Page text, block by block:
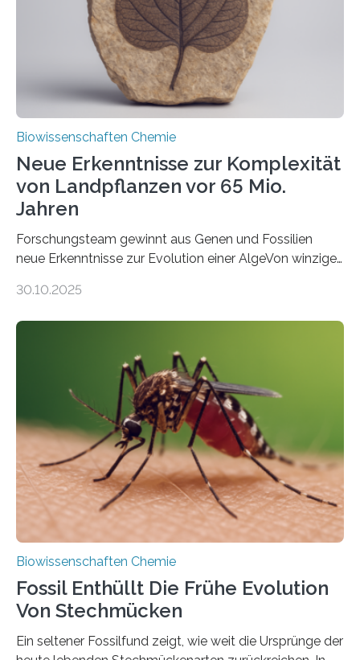
Funktionsfähigkeit der Organellen entscheidend ist. Die
Studie wurde am 28. Oktober 2025 in der
Fachzeitschrift…
Biowissenschaften Chemie
Neue Erkenntnisse zur Komplexität
von Landpflanzen vor 65 Mio.
Jahren
Forschungsteam gewinnt aus Genen und Fossilien
neue Erkenntnisse zur Evolution einer AlgeVon winzigen
Landpflanzen zählen zu den komplexesten
Grünalgen, die vor Hunderten von Millionen Jahren
lebten. Unter den Vorfahren sticht eine Gruppe heraus,
die noch heute in der Natur vorkommt: die
Süßwasseralge Coleochaetophyceae. Einige Arten
dieser Gruppe bilden aus Zellfäden dichte Geflechte
mit scheibenförmiger Gestalt. Was auffällig ist: Die
nächsten…
30.10.2025
Biowissenschaften Chemie
Fossil Enthüllt Die Frühe Evolution
Von Stechmücken
Ein seltener Fossilfund zeigt, wie weit die Ursprünge der